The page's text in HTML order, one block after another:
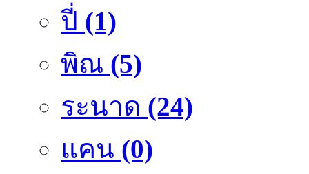
ปี่ (1)
พิณ (5)
ระนาด (24)
แคน (0)